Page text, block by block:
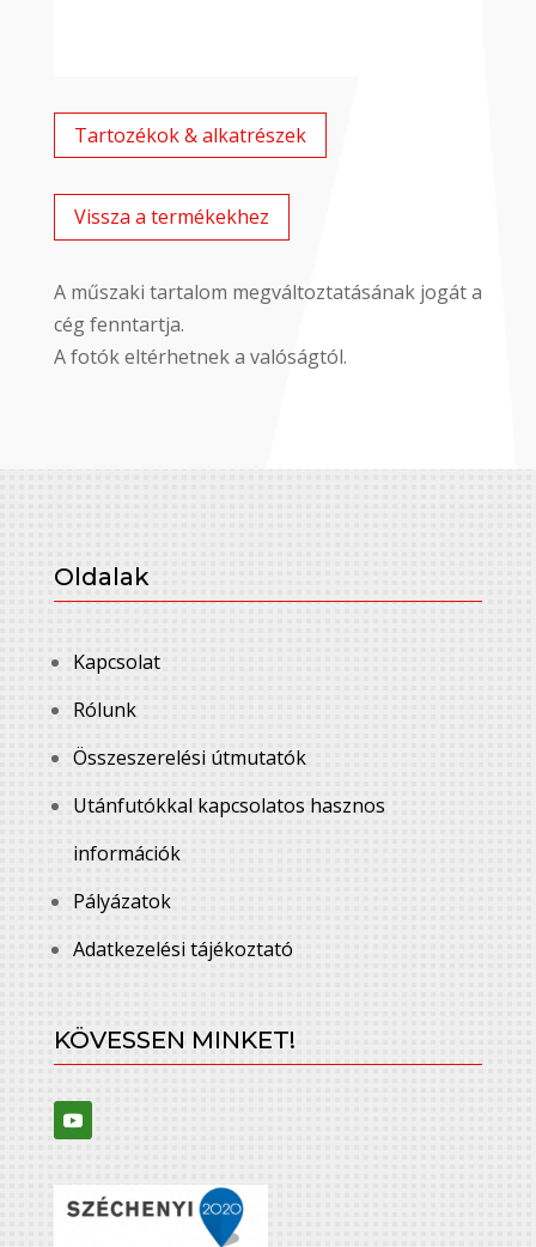
Tartozékok & alkatrészek
Vissza a termékekhez
A műszaki tartalom megváltoztatásának jogát a
cég fenntartja.
A fotók eltérhetnek a valóságtól.
Oldalak
Kapcsolat
Rólunk
Összeszerelési útmutatók
Utánfutókkal kapcsolatos hasznos
információk
Pályázatok
Adatkezelési tájékoztató
KÖVESSEN MINKET!